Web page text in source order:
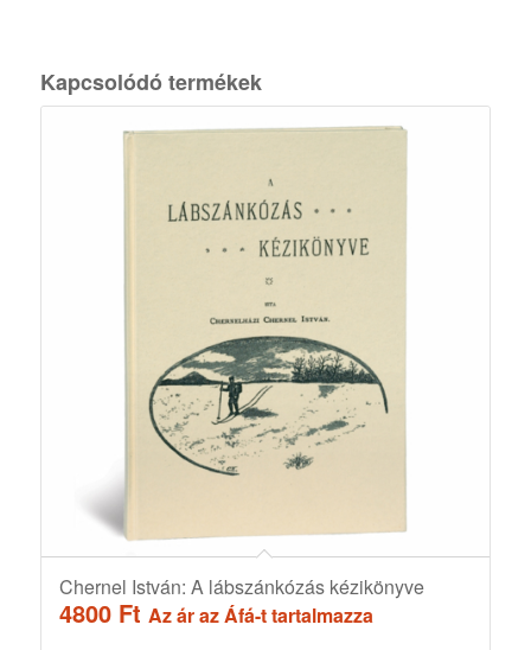
Kapcsolódó termékek
Chernel István: A lábszánkózás kézikönyve
4800 Ft Az ár az Áfá-t tartalmazza